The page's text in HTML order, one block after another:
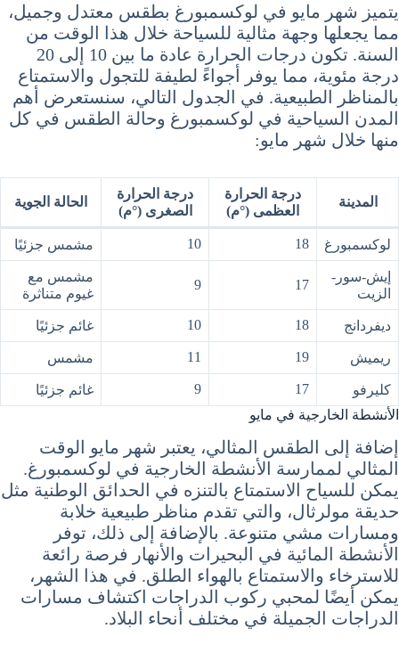
يتميز شهر مايو في لوكسمبورغ بطقس معتدل وجميل،
مما يجعلها وجهة مثالية للسياحة خلال هذا الوقت من
السنة. تكون درجات الحرارة عادة ما بين 10 إلى 20
درجة مئوية، مما يوفر أجواءً لطيفة للتجول والاستمتاع
بالمناظر الطبيعية. في الجدول التالي، سنستعرض أهم
المدن السياحية في لوكسمبورغ وحالة الطقس في كل
منها خلال شهر مايو:
المدينة
درجة الحرارة
العظمى (°م)
درجة الحرارة
الصغرى (°م)
الحالة الجوية
لوكسمبورغ 18
10 مشمس جزئيًا
إيش-سور-
الزيت
17
9
مشمس مع
غيوم متناثرة
ديفردانج 18
10 غائم جزئيًا
ريميش 19
11 مشمس
كليرفو 17
9
غائم جزئيًا
الأنشطة الخارجية في مايو
إضافة إلى الطقس المثالي، يعتبر شهر مايو الوقت
المثالي لممارسة الأنشطة الخارجية في لوكسمبورغ.
يمكن للسياح الاستمتاع بالتنزه في الحدائق الوطنية مثل
حديقة مولرثال، والتي تقدم مناظر طبيعية خلابة
ومسارات مشي متنوعة. بالإضافة إلى ذلك، توفر
الأنشطة المائية في البحيرات والأنهار فرصة رائعة
للاسترخاء والاستمتاع بالهواء الطلق. في هذا الشهر،
يمكن أيضًا لمحبي ركوب الدراجات اكتشاف مسارات
الدراجات الجميلة في مختلف أنحاء البلاد.